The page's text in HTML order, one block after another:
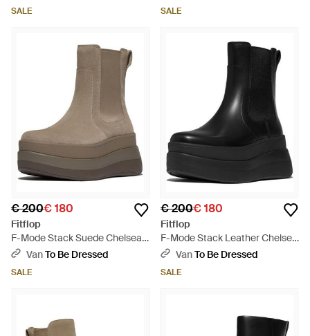
SALE SALE
€ 200€ 180
Fitflop
F-Mode Stack Suede Chelsea
Boots - Bruin
VanTo Be Dressed
SALE
€ 200€ 180
Fitflop
F-Mode Stack Leather Chelsea
Boots - Zwart
VanTo Be Dressed
SALE